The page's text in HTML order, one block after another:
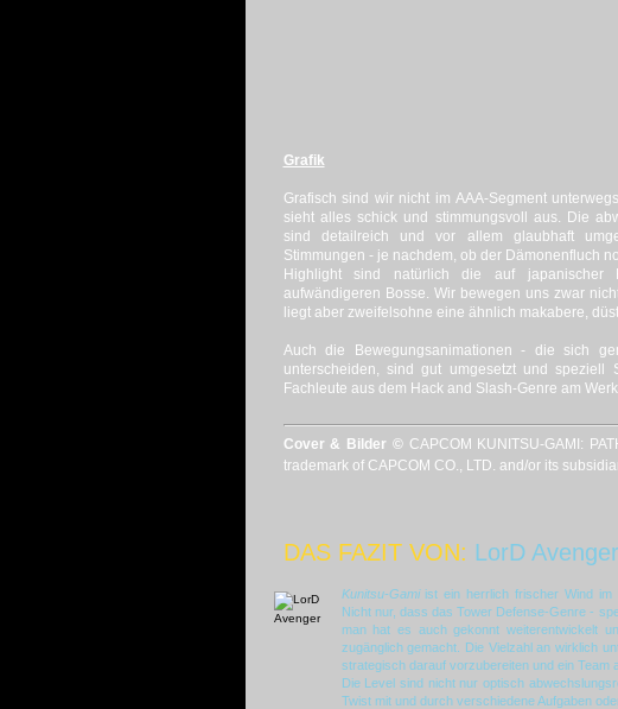
Grafik
Grafisch sind wir nicht im AAA-Segment
sieht alles schick und stimmungsvoll aus. Die
sind detailreich und vor allem glaubhaft
Stimmungen - je nachdem, ob der Dämonenfluch
Highlight sind natürlich die auf japanischer
aufwändigeren Bosse. Wir bewegen uns zwar
liegt aber zweifelsohne eine ähnlich makabere,
Auch die Bewegungsanimationen - die sich
unterscheiden, sind gut umgesetzt und
Fachleute aus dem Hack and Slash-Genre am
Cover & Bilder © CAPCOM KUNITSU-GAMI:
trademark of CAPCOM CO., LTD. and/or its
DAS FAZIT VON: LorD Avenger
Kunitsu-Gamiist ein herrlich frischer Wind im
Nicht nur, dass das Tower Defense-Genre -
man hat es auch gekonnt weiterentwickelt
zugänglich gemacht. Die Vielzahl an wirklich
strategisch darauf vorzubereiten und ein Team
Die Level sind nicht nur optisch
Twist mit und durch verschiedene Aufgaben